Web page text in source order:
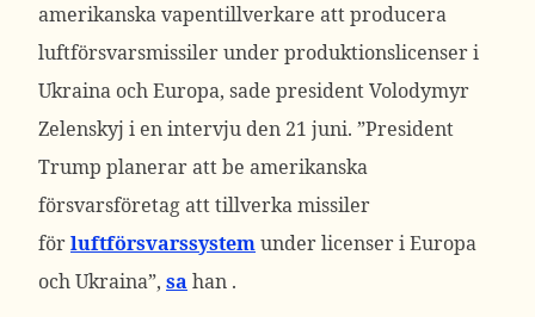
amerikanska vapentillverkare att producera
luftförsvarsmissiler under produktionslicenser i
Ukraina och Europa, sade president Volodymyr
Zelenskyj i en intervju den 21 juni. ”President
Trump planerar att be amerikanska
försvarsföretag att tillverka missiler
förluftförsvarssystemunder licenser i Europa
och Ukraina”, sa han .